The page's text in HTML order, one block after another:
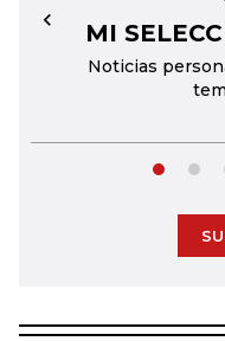
MI
Noticias
←